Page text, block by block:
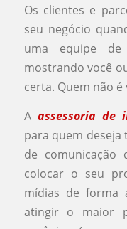
Os clientes e
seu negócio
uma equipe de
mostrando você
certa. Quem não
A assessoria de
para quem deseja
de
colocar o seu
mídias de forma
atingir o maior